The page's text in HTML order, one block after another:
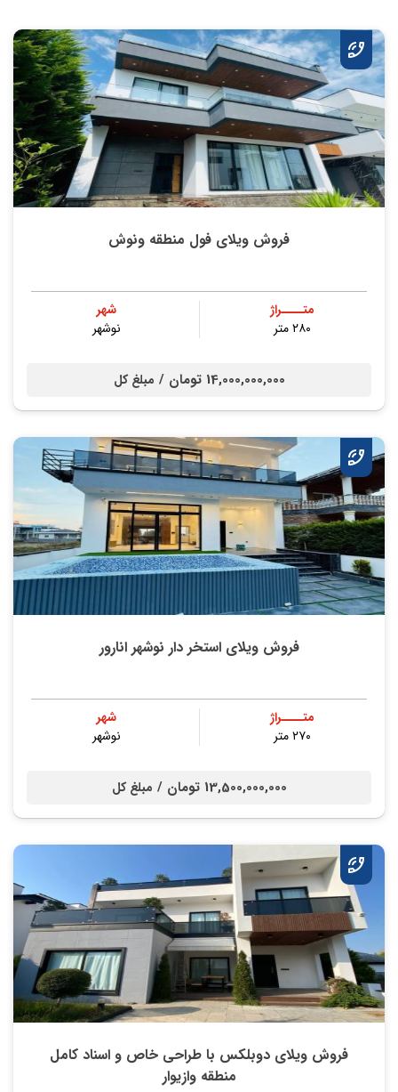
فروش ویلای فول منطقه ونوش
متــــراژ
۲۸۰ متر
شهر
نوشهر
14,000,000,000 تومان / مبلغ کل
فروش ویلای استخر دار نوشهر انارور
متــــراژ
۲۷۰ متر
شهر
نوشهر
13,500,000,000 تومان / مبلغ کل
فروش ویلای دوبلکس با طراحی خاص و اسناد کامل
منطقه وازیوار